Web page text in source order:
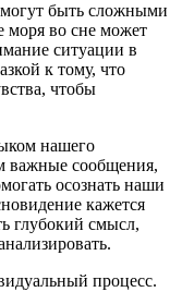
быть сложными
моря во сне может
ситуации в
к тому, что
чтобы
нашего
важные сообщения,
осознать наши
кажется
глубокий смысл,
процесс.